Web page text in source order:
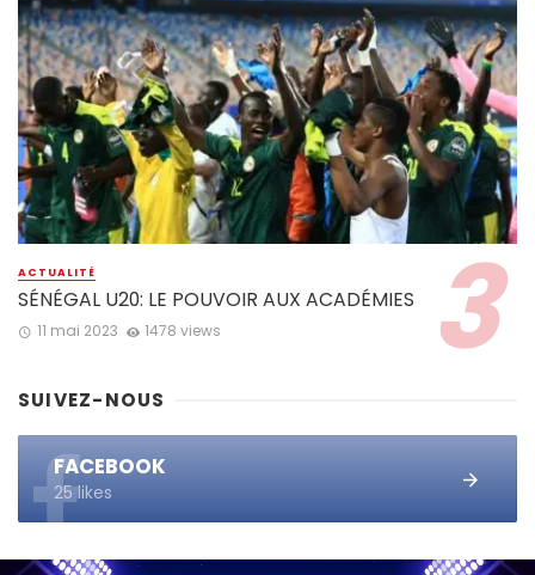
ACTUALITÉ
SÉNÉGAL U20: LE POUVOIR AUX ACADÉMIES
11 mai 2023 1478 views
SUIVEZ-NOUS
FACEBOOK
25 likes